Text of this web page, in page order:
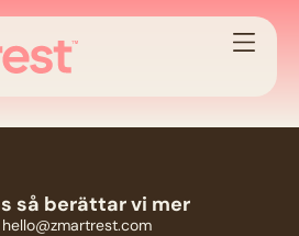
så berättar vi mer